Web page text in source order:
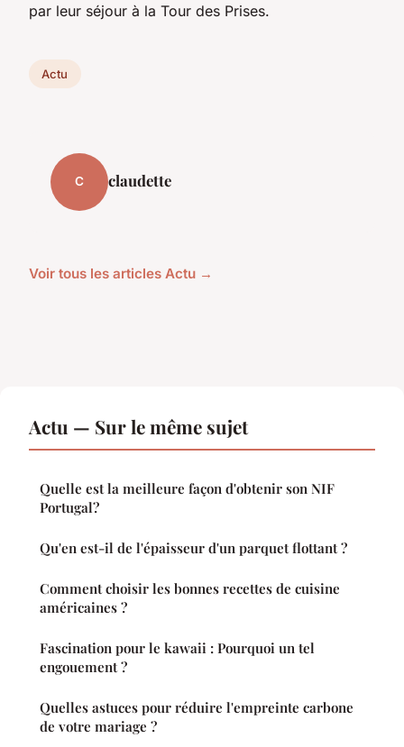
par leur séjour à la Tour des Prises.
Actu
C claudette
Voir tous les articles Actu →
Actu — Sur le même sujet
Quelle est la meilleure façon d'obtenir son NIF
Portugal?
Qu'en est-il de l'épaisseur d'un parquet flottant ?
Comment choisir les bonnes recettes de cuisine
américaines ?
Fascination pour le kawaii : Pourquoi un tel
engouement ?
Quelles astuces pour réduire l'empreinte carbone
de votre mariage ?